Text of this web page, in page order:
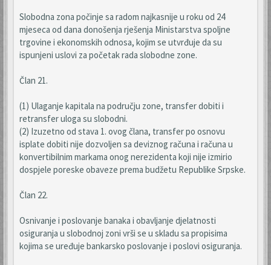
Slobodna zona počinje sa radom najkasnije u roku od 24
mjeseca od dana donošenja rješenja Ministarstva spoljne
trgovine i ekonomskih odnosa, kojim se utvrđuje da su
ispunjeni uslovi za početak rada slobodne zone.
Član 21.
(1) Ulaganje kapitala na području zone, transfer dobiti i
retransfer uloga su slobodni.
(2) Izuzetno od stava 1. ovog člana, transfer po osnovu
isplate dobiti nije dozvoljen sa deviznog računa i računa u
konvertibilnim markama onog nerezidenta koji nije izmirio
dospjele poreske obaveze prema budžetu Republike Srpske.
Član 22.
Osnivanje i poslovanje banaka i obavljanje djelatnosti
osiguranja u slobodnoj zoni vrši se u skladu sa propisima
kojima se uređuje bankarsko poslovanje i poslovi osiguranja.